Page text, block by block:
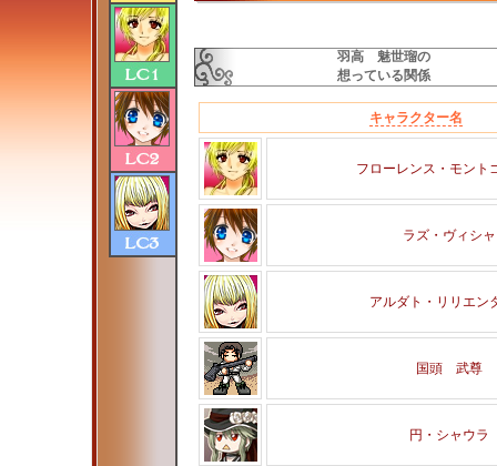
羽高 魅世瑠の
想っている関係
キャラクター名
フローレンス・モント
ラズ・ヴィシャ
アルダト・リリエン
国頭 武尊
円・シャウラ